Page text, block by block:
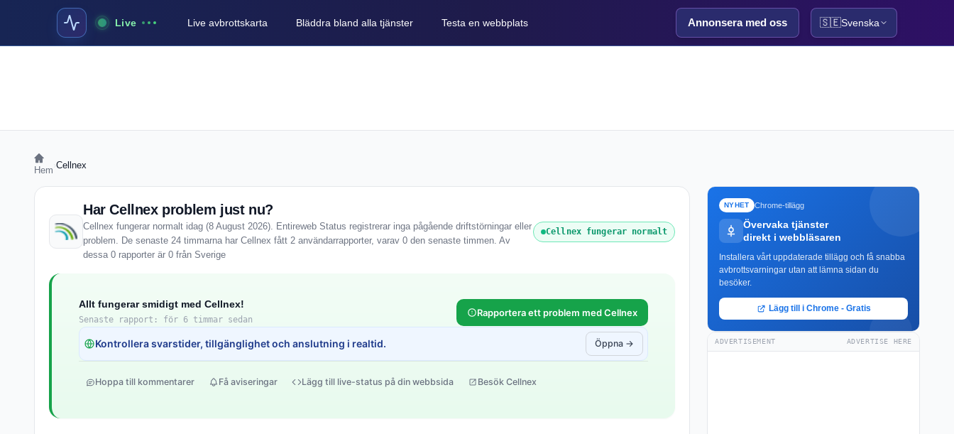
Live Live avbrottskarta Bläddra bland alla tjänster Testa en webbplats Annonsera med oss 🇸🇪Svenska
Hem Cellnex
Har Cellnex problem just nu?
Cellnex fungerar normalt idag (8 August 2026). Entireweb Status registrerar inga pågående driftstörningar eller
problem. De senaste 24 timmarna har Cellnex fått 2 användarrapporter, varav 0 den senaste timmen. Av
dessa 0 rapporter är 0 från Sverige
Cellnex fungerar normalt
Allt fungerar smidigt med Cellnex!
Senaste rapport: för 6 timmar sedan
Rapportera ett problem med Cellnex
Kontrollera svarstider, tillgänglighet och anslutning i realtid. Öppna →
Hoppa till kommentarer Få aviseringar Lägg till live-status på din webbsida Besök Cellnex
NYHET Chrome-tillägg
Övervaka tjänster
direkt i webbläsaren
Installera vårt uppdaterade tillägg och få snabba
avbrottsvarningar utan att lämna sidan du
besöker.
Lägg till i Chrome - Gratis
ADVERTISEMENT ADVERTISE HERE